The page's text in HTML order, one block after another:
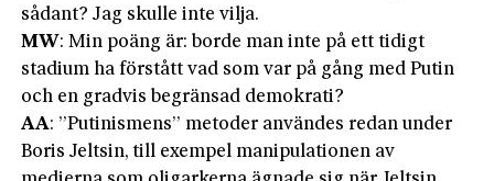
sådant? Jag skulle inte vilja.
MW: Min poäng är: borde man inte på ett tidigt
stadium ha förstått vad som var på gång med Putin
och en gradvis begränsad demokrati?
AA: ”Putinismens” metoder användes redan under
Boris Jeltsin, till exempel manipulationen av